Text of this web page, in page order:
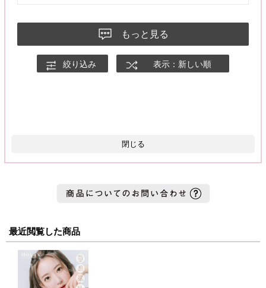
もっと見る
絞り込み 表示：新しい順
閉じる
最近閲覧した商品